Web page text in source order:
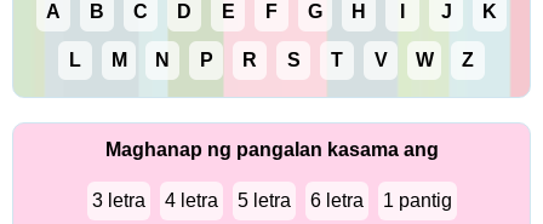
A B C D E F G H J K
L M N P R S T V W Z
Maghanap ng pangalan kasama ang
3 letra 4 letra 5 letra 6 letra 1 pantig